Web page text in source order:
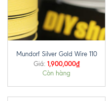
Mundorf Silver Gold Wire 110
Giá: 1,900,000₫
Còn hàng